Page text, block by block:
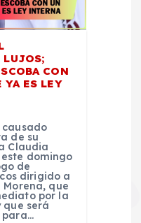
LUJOS;
CON
YA ES LEY
causado
de su
Claudia
domingo
de
dirigido a
que
por la
será
para…